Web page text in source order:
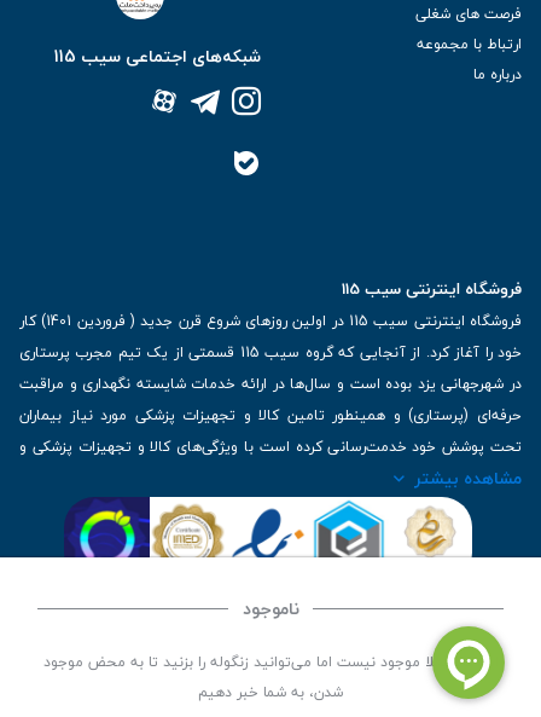
ناموجود
این کالا فعلا موجود نیست اما می‌توانید زنگوله را بزنید تا به محض موجود
شدن، به شما خبر دهیم
فرصت های شغلی
ارتباط با مجموعه
درباره ما
شبکه‌های اجتماعی سیب 115
فروشگاه اینترنتی سیب 115
فروشگاه اینترنتی سیب 115 در اولین روزهای شروع قرن جدید ( فروردین 1401) کار
خود را آغاز کرد. از آنجایی که گروه سیب 115 قسمتی از یک تیم مجرب پرستاری
در شهرجهانی یزد بوده است و سال‌ها در ارائه خدمات شایسته نگهداری و مراقبت
حرفه‌ای (پرستاری) و همینطور تامین کالا و تجهیزات پزشکی مورد نیاز بیماران
تحت پوشش خود خدمت‌رسانی کرده است با ویژگی‌های کالا و تجهیزات پزشکی و
برترین برندهای موجود در بازار اطلاعات بسیار ارزشمندی را دارا می‌باشد
| تلفن تماس : 36333383-035 | ایمیل: Info@Sib115.com
مشاهده بیشتر
کلیه حقوق این سایت متعلق به سیب 115 ( فروشگاه لوازم پزشکی سیب 115 ) است، توسعه و
کدنویسی توسطسپکام سیستم